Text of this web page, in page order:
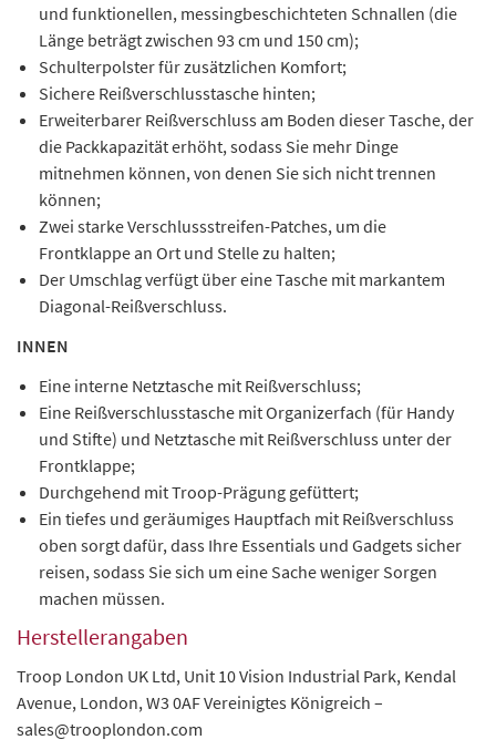
und funktionellen, messingbeschichteten Schnallen (die
Länge beträgt zwischen 93 cm und 150 cm);
Schulterpolster für zusätzlichen Komfort;
Sichere Reißverschlusstasche hinten;
Erweiterbarer Reißverschluss am Boden dieser Tasche, der
die Packkapazität erhöht, sodass Sie mehr Dinge
mitnehmen können, von denen Sie sich nicht trennen
können;
Zwei starke Verschlussstreifen-Patches, um die
Frontklappe an Ort und Stelle zu halten;
Der Umschlag verfügt über eine Tasche mit markantem
Diagonal-Reißverschluss.
INNEN
Eine interne Netztasche mit Reißverschluss;
Eine Reißverschlusstasche mit Organizerfach (für Handy
und Stifte) und Netztasche mit Reißverschluss unter der
Frontklappe;
Durchgehend mit Troop-Prägung gefüttert;
Ein tiefes und geräumiges Hauptfach mit Reißverschluss
oben sorgt dafür, dass Ihre Essentials und Gadgets sicher
reisen, sodass Sie sich um eine Sache weniger Sorgen
machen müssen.
Herstellerangaben
Troop London UK Ltd, Unit 10 Vision Industrial Park, Kendal
Avenue, London,W3 0AFVereinigtes Königreich –
sales@trooplondon.com